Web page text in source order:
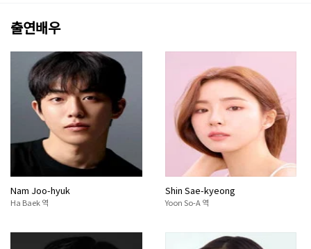
출연배우
Nam Joo-hyuk
Ha Baek 역
Shin Sae-kyeong
Yoon So-A 역